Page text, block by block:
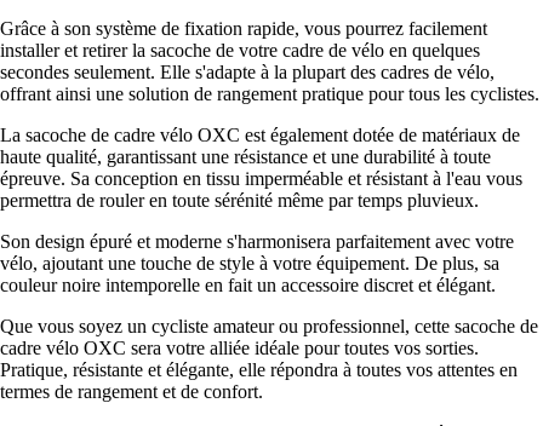
Grâce à son système de fixation rapide, vous pourrez facilement
installer et retirer la sacoche de votre cadre de vélo en quelques
secondes seulement. Elle s'adapte à la plupart des cadres de vélo,
offrant ainsi une solution de rangement pratique pour tous les cyclistes.
La sacoche de cadre vélo OXC est également dotée de matériaux de
haute qualité, garantissant une résistance et une durabilité à toute
épreuve. Sa conception en tissu imperméable et résistant à l'eau vous
permettra de rouler en toute sérénité même par temps pluvieux.
Son design épuré et moderne s'harmonisera parfaitement avec votre
vélo, ajoutant une touche de style à votre équipement. De plus, sa
couleur noire intemporelle en fait un accessoire discret et élégant.
Que vous soyez un cycliste amateur ou professionnel, cette sacoche de
cadre vélo OXC sera votre alliée idéale pour toutes vos sorties.
Pratique, résistante et élégante, elle répondra à toutes vos attentes en
termes de rangement et de confort.